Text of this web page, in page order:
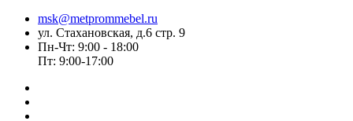
msk@metprommebel.ru
ул. Стахановская, д.6 стр. 9
Пн-Чт: 9:00 - 18:00
Пт: 9:00-17:00